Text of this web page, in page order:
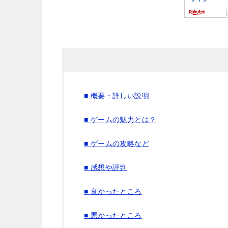
■ 概要・詳しい説明
■ ゲームの魅力とは？
■ ゲームの攻略など
■ 感想や評判
■ 良かったところ
■ 悪かったところ